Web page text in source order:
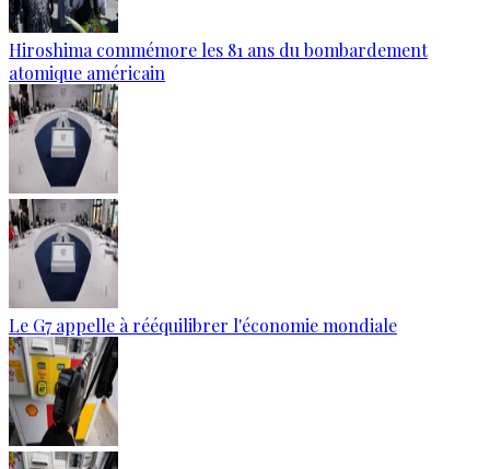
Hiroshima commémore les 81 ans du bombardement
atomique américain
Le G7 appelle à rééquilibrer l'économie mondiale